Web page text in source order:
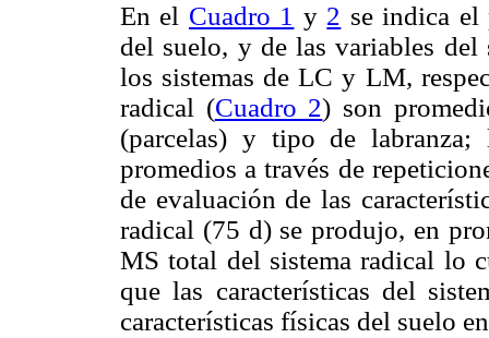
En el Cuadro 1 y 2 se indica el
del suelo, y de las variables del
los sistemas de LC y LM,
radical (Cuadro 2) son
(parcelas) y tipo de labranza;
promedios a través de
de evaluación de las
radical (75 d) se produjo, en
MS total del sistema radical lo
que las características del
características físicas del suelo